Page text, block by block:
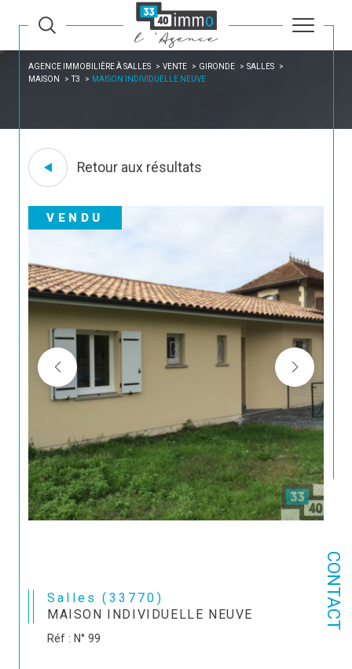
CONTACT
AGENCE IMMOBILIÈRE À SALLES VENTE GIRONDE
SALLES
MAISON
T3 MAISON INDIVIDUELLE NEUVE
Retour aux résultats
VENDU
Salles (33770)
MAISON INDIVIDUELLE NEUVE
Réf : N° 99